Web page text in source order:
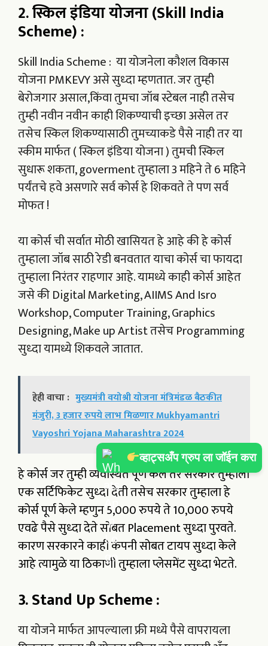
2. स्किल इंडिया योजना (Skill India
Scheme) :
Skill India Scheme : या योजनेला कौशल विकास
योजना PMKEVY असे सुध्दा म्हणतात. जर तुम्ही
बेरोजगार असाल,किंवा तुमचा जॉब स्टेबल नाही तसेच
तुम्ही नवीन नवीन काही शिकण्याची इच्छा असेल तर
तसेच स्किल शिकण्यासाठी तुमच्याकडे पैसे नाही तर या
स्कीम मार्फत ( स्किल इंडिया योजना ) तुमची स्किल
सुधारू शकता, goverment तुम्हाला 3 महिने ते 6 महिने
पर्यंतचे हवे असणारे सर्व कोर्स हे शिकवते ते पण सर्व
मोफत !
या कोर्स ची सर्वात मोठी खासियत हे आहे की हे कोर्स
तुम्हाला जॉब साठी रेडी बनवतात याचा कोर्स चा फायदा
तुम्हाला निरंतर राहणार आहे. यामध्ये काही कोर्स आहेत
जसे की Digital Marketing, AIIMS And Isro
Workshop, Computer Training, Graphics
Designing, Make up Artist तसेच Programming
सुध्दा यामध्ये शिकवले जातात.
हेही वाचा : मुख्यमंत्री वयोश्री योजना मंत्रिमंडळ बैठकीत
मंजुरी, 3 हजार रुपये लाभ मिळणार Mukhyamantri
Vayoshri Yojana Maharashtra 2024
हे कोर्स जर तुम्ही व्यवस्थित पूर्ण केले तर सरकार तुम्हाला
एक सर्टिफिकेट सुध्दा देती तसेच सरकार तुम्हाला हे
कोर्स पूर्ण केले म्हणुन 5,000 रुपये ते 10,000 रुपये
एवढे पैसे सुध्दा देते सोबत Placement सुध्दा पुरवते.
कारण सरकारने काही कंपनी सोबत टायप सुध्दा केले
आहे त्यामुळे या ठिकाणी तुम्हाला प्लेसमेंट सुध्दा भेटते.
3. Stand Up Scheme :
या योजने मार्फत आपल्याला फ्री मध्ये पैसे वापरायला
व्हाट्सअँप ग्रुप ला जॉईन करा